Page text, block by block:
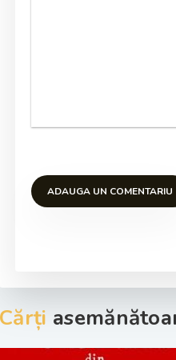
ADAUGA UN COMENTARIU
Cărți